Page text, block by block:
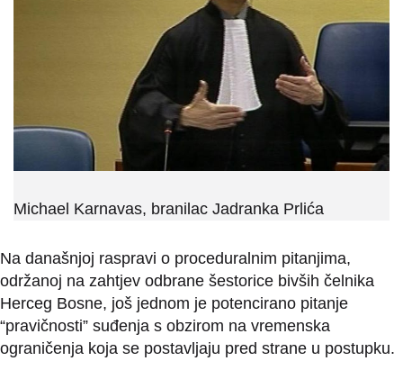
Michael Karnavas, branilac Jadranka Prlića
Na današnjoj raspravi o proceduralnim pitanjima,
održanoj na zahtjev odbrane šestorice bivših čelnika
Herceg Bosne, još jednom je potencirano pitanje
“pravičnosti” suđenja s obzirom na vremenska
ograničenja koja se postavljaju pred strane u postupku.